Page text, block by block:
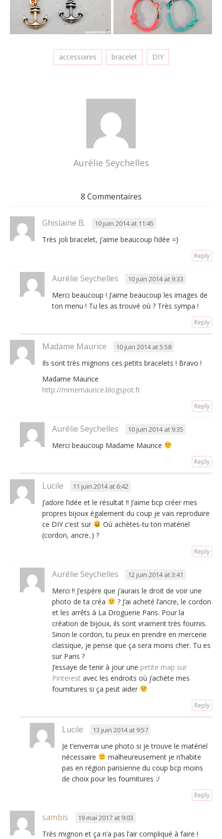
accessoires bracelet DIY
Aurélie Seychelles
8 Commentaires
Ghislaine B. 10 juin 2014 at 11:45
Très joli bracelet, j’aime beaucoup l’idée =)
Reply
Aurélie Seychelles 10 juin 2014 at 9:33
Merci beaucoup ! J’aime beaucoup les images de
ton menu ! Tu les as trouvé où ? Très sympa !
Reply
Madame Maurice 10 juin 2014 at 5:58
Ils sont très mignons ces petits bracelets ! Bravo !
Madame Maurice
http://mmemaurice.blogspot.fr
Reply
Aurélie Seychelles 10 juin 2014 at 9:35
Merci beaucoup Madame Maurice
Reply
Lucile 11 juin 2014 at 6:42
J’adore l’idée et le résultat !! J’aime bcp créer mes
propres bijoux également du coup je vais reproduire
ce DIY c’est sur
Où achètes-tu ton matériel
(cordon, ancre..) ?
Reply
Aurélie Seychelles 12 juin 2014 at 3:41
Merci !! J’espère que j’aurais le droit de voir une
photo de ta créa
? J’ai acheté l’ancre, le cordon
et les arrêts à La Droguerie Paris. Pour la
création de bijoux, ils sont vraiment très fournis.
Sinon le cordon, tu peux en prendre en mercerie
classique, je pense que ça sera moins cher. Tu es
sur Paris ?
J’essaye de tenir à jour une petite map sur
Pinterest avec les endroits où j’achète mes
fournitures si ça peut aider
Reply
Lucile 13 juin 2014 at 9:57
Je t’enverrai une photo si je trouve le matériel
nécessaire
malheureusement je n’habite
pas en région parisienne du coup bcp moins
de choix pour les fournitures :/
Reply
sambis 19 mai 2017 at 9:03
Très mignon et ça n’a pas l’air compliqué à faire !